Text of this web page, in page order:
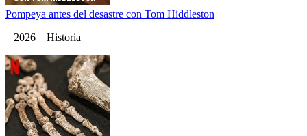
Pompeya antes del desastre con Tom Hiddleston
2026 Historia